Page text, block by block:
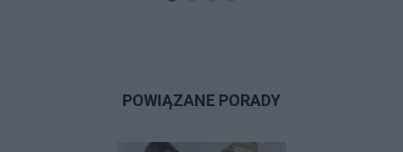
POWIĄZANE PORADY